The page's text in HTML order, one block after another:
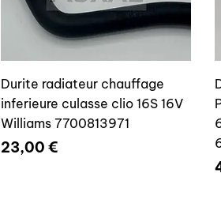
Durite radiateur chauffage
inferieure culasse clio 16S 16V
Williams 7700813971
Prix
23,00 €